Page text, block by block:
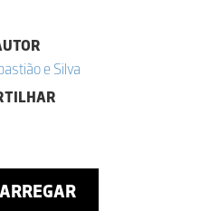
e Silva